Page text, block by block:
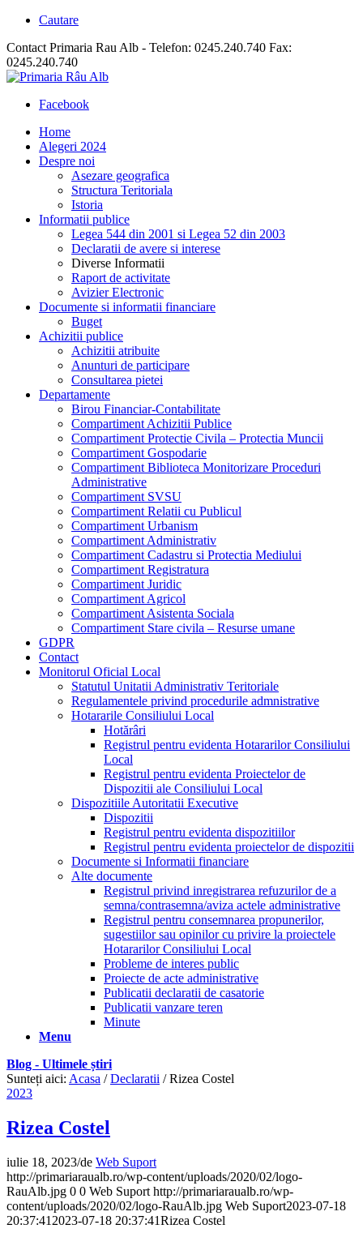
Cautare
Contact Primaria Rau Alb - Telefon: 0245.240.740 Fax:
0245.240.740
Facebook
Home
Alegeri 2024
Despre noi
Asezare geografica
Structura Teritoriala
Istoria
Informatii publice
Legea 544 din 2001 si Legea 52 din 2003
Declaratii de avere si interese
Diverse Informatii
Raport de activitate
Avizier Electronic
Documente si informatii financiare
Buget
Achizitii publice
Achizitii atribuite
Anunturi de participare
Consultarea pietei
Departamente
Birou Financiar-Contabilitate
Compartiment Achizitii Publice
Compartiment Protectie Civila – Protectia Muncii
Compartiment Gospodarie
Compartiment Biblioteca Monitorizare Proceduri
Administrative
Compartiment SVSU
Compartiment Relatii cu Publicul
Compartiment Urbanism
Compartiment Administrativ
Compartiment Cadastru si Protectia Mediului
Compartiment Registratura
Compartiment Juridic
Compartiment Agricol
Compartiment Asistenta Sociala
Compartiment Stare civila – Resurse umane
GDPR
Contact
Monitorul Oficial Local
Statutul Unitatii Administrativ Teritoriale
Regulamentele privind procedurile admnistrative
Hotararile Consiliului Local
Hotărâri
Registrul pentru evidenta Hotararilor Consiliului
Local
Registrul pentru evidenta Proiectelor de
Dispozitii ale Consiliului Local
Dispozitiile Autoritatii Executive
Dispozitii
Registrul pentru evidenta dispozitiilor
Registrul pentru evidenta proiectelor de dispozitii
Documente si Informatii financiare
Alte documente
Registrul privind inregistrarea refuzurilor de a
semna/contrasemna/aviza actele administrative
Registrul pentru consemnarea propunerilor,
sugestiilor sau opinilor cu privire la proiectele
Hotararilor Consiliului Local
Probleme de interes public
Proiecte de acte administrative
Publicatii declaratii de casatorie
Publicatii vanzare teren
Minute
Menu
Blog - Ultimele știri
Sunteți aici: Acasa / Declaratii / Rizea Costel
2023
Rizea Costel
iulie 18, 2023/de Web Suport
http://primariaraualb.ro/wp-content/uploads/2020/02/logo-
RauAlb.jpg 0 0 Web Suport http://primariaraualb.ro/wp-
content/uploads/2020/02/logo-RauAlb.jpg Web Suport2023-07-18
20:37:41 2023-07-18 20:37:41Rizea Costel